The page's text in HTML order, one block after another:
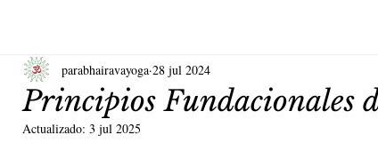
Principios Fundacionales
parabhairavayoga 28 jul 2024
Actualizado: 3 jul 2025